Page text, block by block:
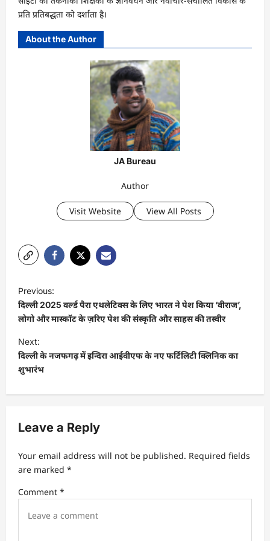
प्रति प्रतिबद्धता को दर्शाता है।
About the Author
JA Bureau
Author
Visit Website View All Posts
o
s
t
n
a
v
g
a
t
i
Previous:
दिल्ली 2025 वर्ल्ड पैरा एथलेटिक्स के लिए भारत ने पेश किया ‘वीराज’,
लोगो और मास्कॉट के ज़रिए पेश की संस्कृति और साहस की तस्वीर
Next:
दिल्ली के नजफगढ़ में इन्दिरा आईवीएफ के नए फर्टिलिटी क्लिनिक का
शुभारंभ
Leave a Reply
Your email address will not be published. Required fields
are marked *
Comment *